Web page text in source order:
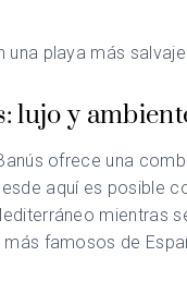
playa más
lujo y
ofrece una
aquí es posible
mientras
famosos de